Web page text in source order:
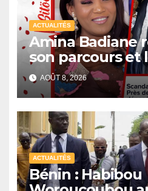
ACTUALITÉS
Amina Badiane
son parcours et
de Miss Sénégal
AOÛT 8, 2026
ACTUALITÉS
Bénin : Habibou